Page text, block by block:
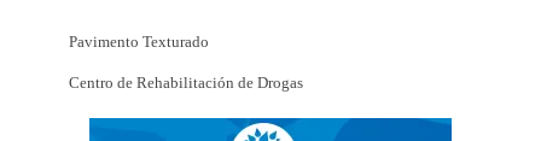
Pavimento Texturado
Centro de Rehabilitación de Drogas